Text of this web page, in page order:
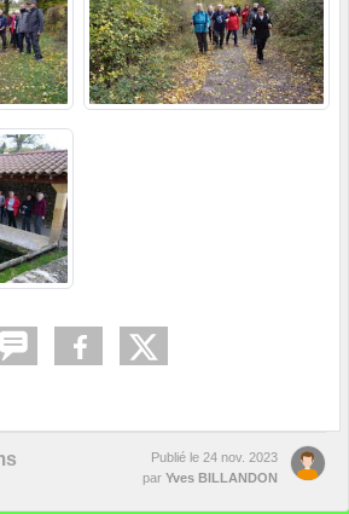
Publié le 24 nov. 2023
par Yves BILLANDON